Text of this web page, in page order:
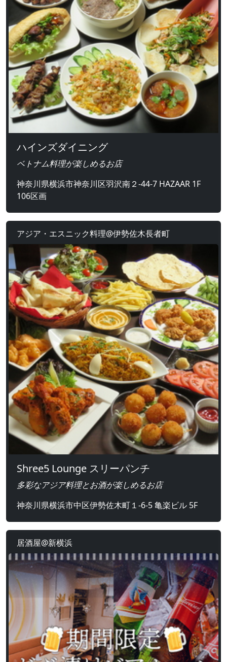
ハインズダイニング
ベトナム料理が楽しめるお店
神奈川県横浜市神奈川区羽沢南２-44-7 HAZAAR 1F
106区画
アジア・エスニック料理@伊勢佐木長者町
Shree5 Lounge スリーパンチ
多彩なアジア料理とお酒が楽しめるお店
神奈川県横浜市中区伊勢佐木町１-6-5 亀楽ビル 5F
居酒屋@新横浜